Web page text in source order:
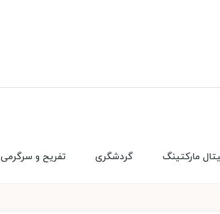
تفریح و سرگرمی گردشگری مارکتینگ